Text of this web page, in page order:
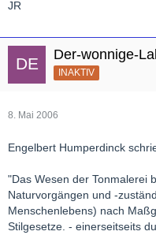
JR
Der-wonnige-
INAKTIV
8. Mai 2006
Engelbert Humperdinck
"Das Wesen der Tonmalerei
Naturvorgängen und -
Menschenlebens) nach
Stilgesetze. - einerseitseits